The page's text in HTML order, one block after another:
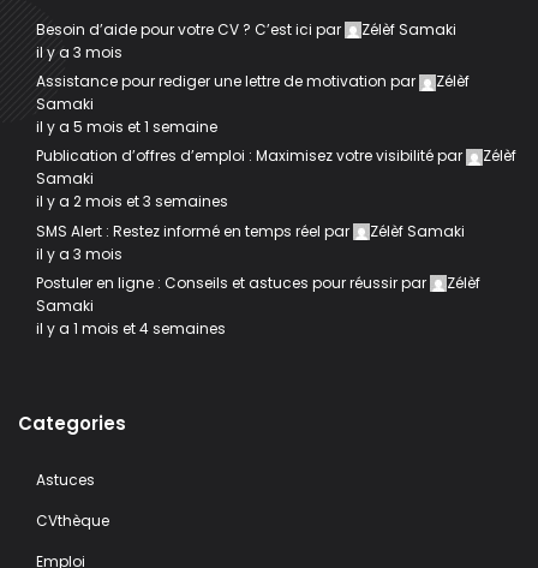
Besoin d’aide pour votre CV ? C’est ici par
Zélèf Samaki
il y a 3 mois
Assistance pour rediger une lettre de motivation par
Zélèf
Samaki
il y a 5 mois et 1 semaine
Publication d’offres d’emploi : Maximisez votre visibilitépar
Zélèf
Samaki
il y a 2 mois et 3 semaines
SMS Alert : Restez informé en temps réel par
Zélèf Samaki
il y a 3 mois
Postuler en ligne : Conseils et astuces pour réussirpar
Zélèf
Samaki
il y a 1 mois et 4 semaines
Categories
Astuces
CVthèque
Emploi